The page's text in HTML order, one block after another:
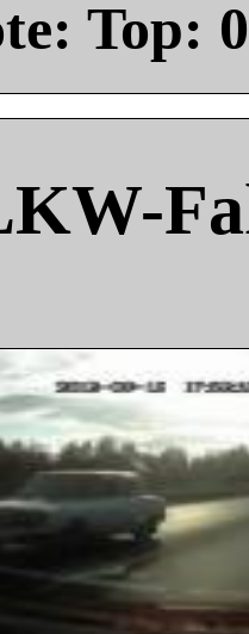
Top: 0